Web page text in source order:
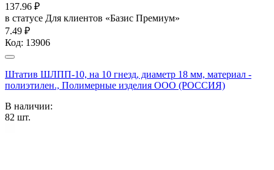
137.96 ₽
в статусе Для клиентов «Базис Премиум»
7.49 ₽
Код: 13906
Штатив ШЛПП-10, на 10 гнезд, диаметр 18 мм, материал -
полиэтилен., Полимерные изделия OOO (РОССИЯ)
В наличии:
82 шт.